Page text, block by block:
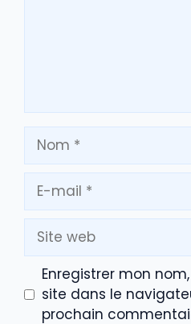
Nom
mail
Site
web
Enregistrer mon
site dans le
prochain